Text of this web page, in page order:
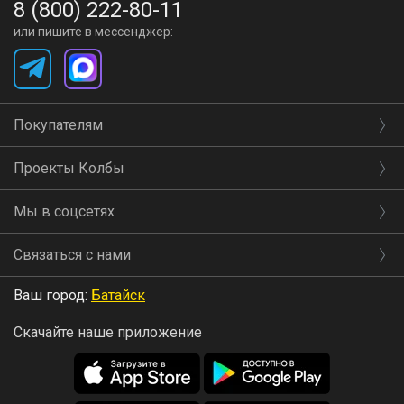
оттенками
Варианты блюд к напитку: в качестве закусок к этому
напитку рекомендуем выбрать черный горький
шоколад, который выгодно подчеркнет терпкость
коньяка. Также прекрасно сочетается брускетта с утиной
печенью и добавлением клюквенного или брусничного
желе. Не забывайте о классических закусках, таких как
сыры, особенно белые.
8 (800) 222-80-11
или пишите в мессенджер:
Покупателям
Проекты Колбы
Мы в соцсетях
Связаться с нами
Ваш город: Батайск
Скачайте наше приложение